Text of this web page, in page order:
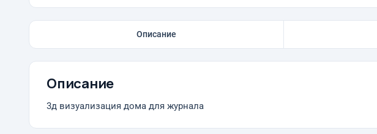
Описание
Описание
3д визуализация дома для журнала